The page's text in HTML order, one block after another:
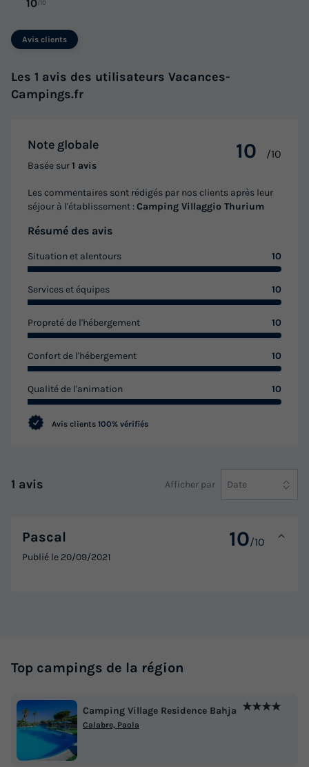
10/10
Avis clients
Les 1 avis des utilisateurs Vacances-
Campings.fr
Note globale
Basée sur1 avis
10 /10
Les commentaires sont rédigés par nos clients après leur
séjour à l'établissement :Camping Villaggio Thurium
Résumé des avis
Situation et alentours 10
Services et équipes 10
Propreté de l'hébergement 10
Confort de l'hébergement 10
Qualité de l'animation 10
Avis clients 100% vérifiés
1 avis Afficher par Date
Pascal 10/10
Publié le 20/09/2021
Top campings de la région
Camping Village Residence Bahja ★★★★
Calabre, Paola